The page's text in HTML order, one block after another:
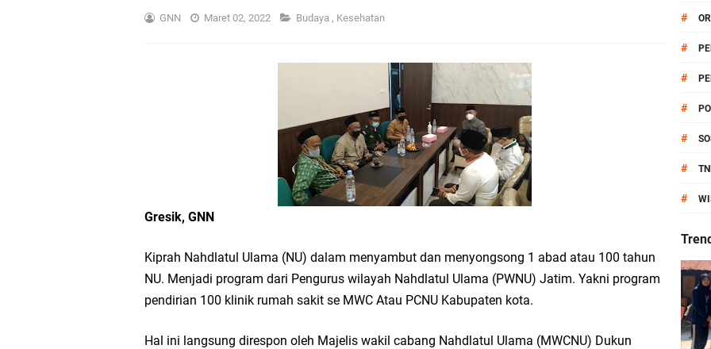
Tasyakuran Desa Dapet: Doa Bersama dan Pelestarian Budaya Leluhur
Bupati Gresik Cup 2026 siap Digelar, Ajang Strategis Cetak Atlet Menuju Porprov Jatim 2027
Workshop Petani Organik Pati Raya: Meneguhkan Kemandirian Pangan, Merawat Alam,
Tumpeng Nasi Krawu Pecahkan Rekor MURI, KWGe Angkat Kuliner Gresik ke Panggung Dunia
FOZ Jatim, BAZNAS, dan Kemenag Salurkan 22.456 Bingkisan Lebaran Yatim Serentak di Berbagai
Jawa Timur
Bupati Gresik Gus Yani Resmikan Kantor Desa Sidoraharjo: Simbol Komitmen Pelayanan Publik dan
GNN Maret 02, 2022 Budaya , Kesehatan
Gresik, GNN
Kiprah Nahdlatul Ulama (NU) dalam menyambut dan menyongsong 1 abad atau 100 tahun
NU. Menjadi program dari Pengurus wilayah Nahdlatul Ulama (PWNU) Jatim. Yakni program
pendirian 100 klinik rumah sakit se MWC Atau PCNU Kabupaten kota.
Hal ini langsung direspon oleh Majelis wakil cabang Nahdlatul Ulama (MWCNU) Dukun
#
#
#
#
#
# TNI
#